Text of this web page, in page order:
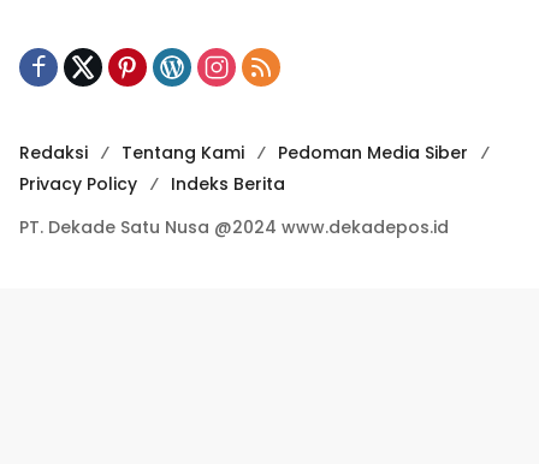
Redaksi Tentang Kami
Pedoman Media Siber
Privacy Policy
Indeks Berita
PT. Dekade Satu Nusa @2024 www.dekadepos.id